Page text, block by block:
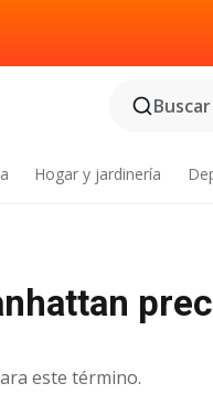
Hogar y jardinería
este término.